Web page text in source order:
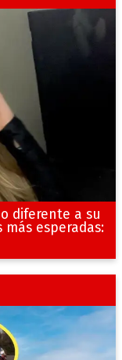
diferente a su
esperadas: